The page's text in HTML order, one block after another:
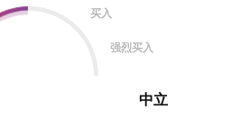
买入
强烈买入
中立